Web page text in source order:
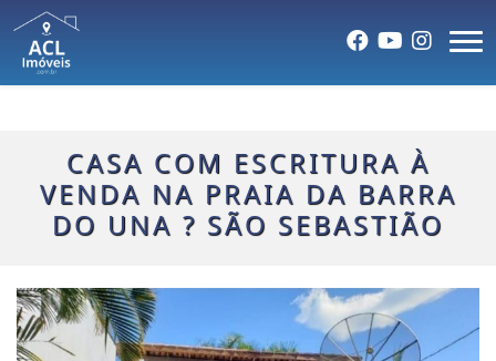
CASA COM ESCRITURA À
VENDA NA PRAIA DA BARRA
DO UNA ? SÃO SEBASTIÃO